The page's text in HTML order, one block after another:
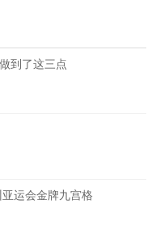
到了这三点
运会金牌九宫格